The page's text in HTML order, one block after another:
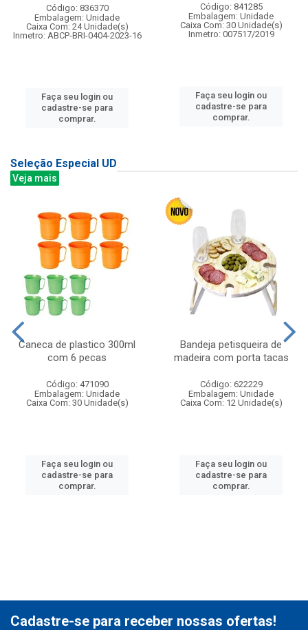
Código: 836370
Embalagem: Unidade
Caixa Com: 24 Unidade(s)
Inmetro: ABCP-BRI-0404-2023-16
Faça seu login ou
cadastre-se para
comprar.
Código: 841285
Embalagem: Unidade
Caixa Com: 30 Unidade(s)
Inmetro: 007517/2019
Faça seu login ou
cadastre-se para
comprar.
Seleção Especial UD
Veja mais
Caneca de plastico 300ml
com 6 pecas
Código: 471090
Embalagem: Unidade
Caixa Com: 30 Unidade(s)
Faça seu login ou
cadastre-se para
comprar.
Bandeja petisqueira de
madeira com porta tacas
Código: 622229
Embalagem: Unidade
Caixa Com: 12 Unidade(s)
Faça seu login ou
cadastre-se para
comprar.
Cadastre-se para receber nossas ofertas!